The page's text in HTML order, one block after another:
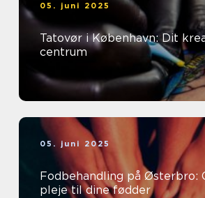
05. juni 2025
Tatovør i København: Dit
centrum
05. juni 2025
Fodbehandling på Østerbro:
pleje til dine fødder